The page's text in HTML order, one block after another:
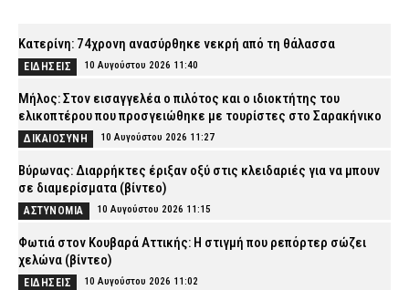
Κατερίνη: 74χρονη ανασύρθηκε νεκρή από τη θάλασσα
ΕΙΔΗΣΕΙΣ 10 Αυγούστου 2026 11:40
Μήλος: Στον εισαγγελέα ο πιλότος και ο ιδιοκτήτης του
ελικοπτέρου που προσγειώθηκε με τουρίστες στο Σαρακήνικο
ΔΙΚΑΙΟΣΥΝΗ 10 Αυγούστου 2026 11:27
Βύρωνας: Διαρρήκτες έριξαν οξύ στις κλειδαριές για να μπουν
σε διαμερίσματα (βίντεο)
ΑΣΤΥΝΟΜΙΑ 10 Αυγούστου 2026 11:15
Φωτιά στον Κουβαρά Αττικής: Η στιγμή που ρεπόρτερ σώζει
χελώνα (βίντεο)
ΕΙΔΗΣΕΙΣ 10 Αυγούστου 2026 11:02